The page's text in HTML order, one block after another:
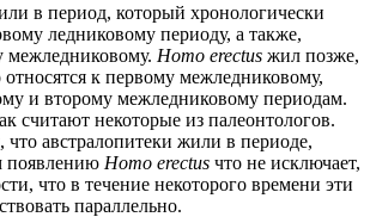
в период, который хронологически
ледниковому периоду, а также,
межледниковому. Homo erectus жил позже,
относятся к первому межледниковому,
и второму межледниковому периодам.
считают некоторые из палеонтологов.
что австралопитеки жили в периоде,
появлению Homo erectus что не исключает,
что в течение некоторого времени эти
параллельно.